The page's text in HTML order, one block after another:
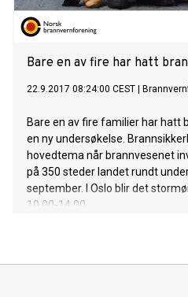
Bare en av fire har hatt
22.9.2017 08:24:00 CEST
Bare en av fire familier har hatt
en ny undersøkelse.
hovedtema når brannvesenet
på 350 steder landet rundt
september. I Oslo blir det
10.00-14.00.